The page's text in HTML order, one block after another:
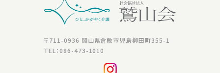
〒711-0936 岡山県倉敷市児島柳田町355-1
TEL：086-473-1010